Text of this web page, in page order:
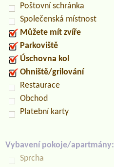
Poštovní schránka
Společenská místnost
Můžete mít zvíře
Parkoviště
Úschovna kol
Ohniště/grilování
Restaurace
Obchod
Platební karty
Vybavení pokoje/apartmány:
Sprcha